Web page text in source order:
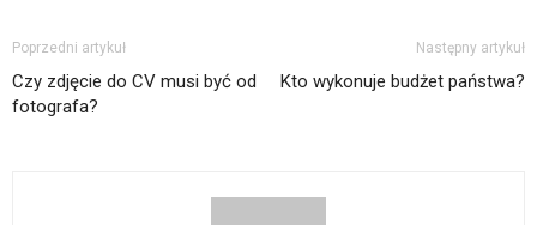
Poprzedni artykuł
Czy zdjęcie do CV musi być od
fotografa?
Następny artykuł
Kto wykonuje budżet państwa?